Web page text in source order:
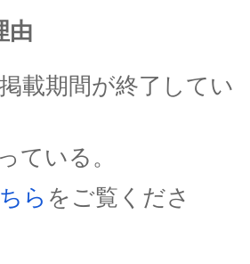
由
載期間が終了してい
ている。
ら をご覧くださ